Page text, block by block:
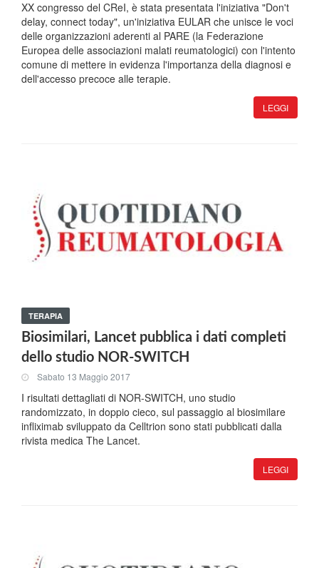
XX congresso del CReI, è stata presentata l'iniziativa "Don't
delay, connect today", un'iniziativa EULAR che unisce le voci
delle organizzazioni aderenti al PARE (la Federazione
Europea delle associazioni malati reumatologici) con l'intento
comune di mettere in evidenza l'importanza della diagnosi e
dell'accesso precoce alle terapie.
LEGGI
TERAPIA
Biosimilari, Lancet pubblica i dati completi
dello studio NOR-SWITCH
Sabato 13 Maggio 2017
I risultati dettagliati di NOR-SWITCH, uno studio
randomizzato, in doppio cieco, sul passaggio al biosimilare
infliximab sviluppato da Celltrion sono stati pubblicati dalla
rivista medica The Lancet.
LEGGI